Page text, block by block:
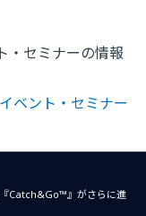
・セミナーの情報
イベント・セミナー
Catch&Go™』がさらに進